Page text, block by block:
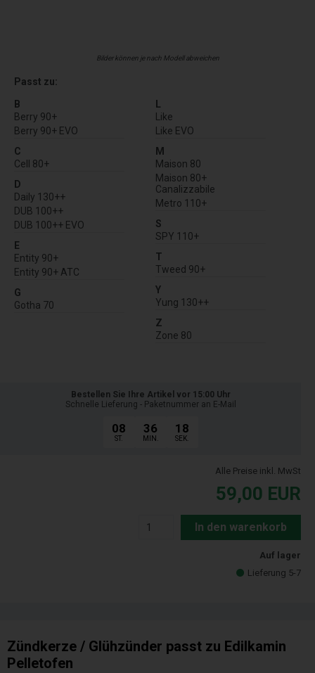
Bilder können je nach Modell abweichen
Passt zu:
B
Berry 90+
Berry 90+ EVO
C
Cell 80+
D
Daily 130++
DUB 100++
DUB 100++ EVO
E
Entity 90+
Entity 90+ ATC
G
Gotha 70
L
Like
Like EVO
M
Maison 80
Maison 80+
Canalizzabile
Metro 110+
S
SPY 110+
T
Tweed 90+
Y
Yung 130++
Z
Zone 80
Bestellen Sie Ihre Artikel vor 15:00 Uhr
Schnelle Lieferung - Paketnummer an E-Mail
08
ST.
36
MIN.
17
SEK.
Alle Preise inkl. MwSt
59,00 EUR
In den warenkorb
Auf lager
Lieferung 5-7
Zündkerze / Glühzünder passt zu Edilkamin
Pelletofen